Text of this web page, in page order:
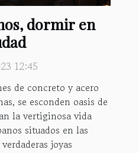
dormir en
12:45
de concreto y acero
se esconden oasis de
la vertiginosa vida
situados en las
joyas